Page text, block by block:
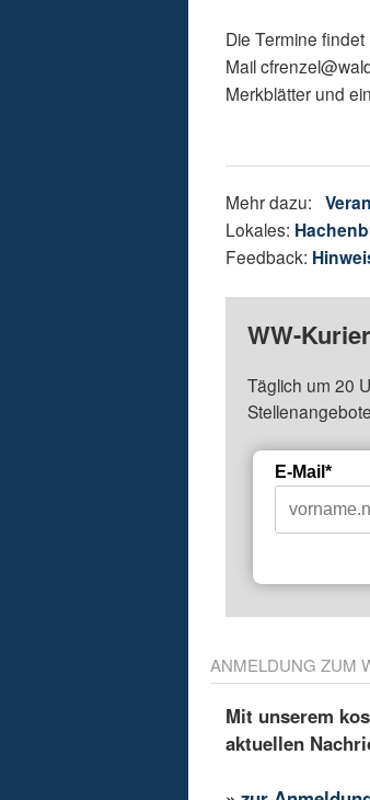
Die Termine
Mail
Merkblätter und
Mehr dazu:
Lokales:
Feedback:
WW-
Täglich um 20
E-Mail*
ANMELDUNG ZUM
Mit unserem
aktuellen